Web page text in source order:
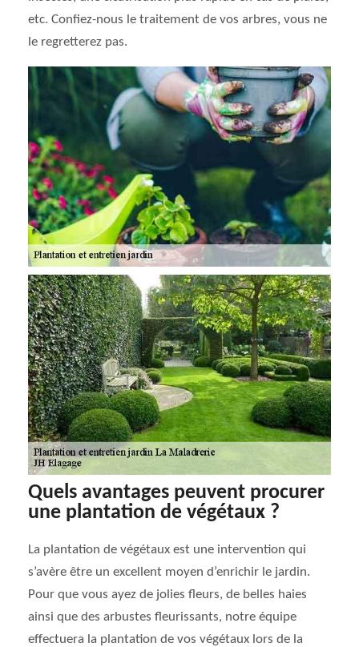
etc. Confiez-nous le traitement de vos arbres, vous ne
le regretterez pas.
Quels avantages peuvent procurer
une plantation de végétaux ?
La plantation de végétaux est une intervention qui
s’avère être un excellent moyen d’enrichir le jardin.
Pour que vous ayez de jolies fleurs, de belles haies
ainsi que des arbustes fleurissants, notre équipe
effectuera la plantation de vos végétaux lors de la